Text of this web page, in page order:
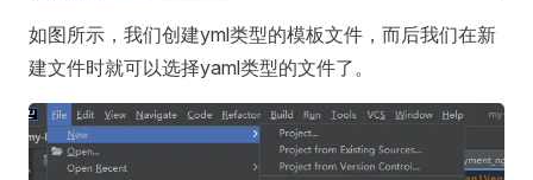
如图所示，我们创建yml类型的模板文件，而后我们在新
建文件时就可以选择yaml类型的文件了。